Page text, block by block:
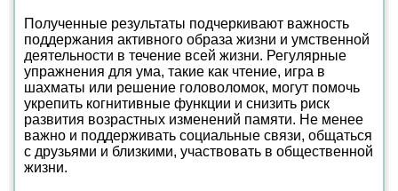
Полученные результаты подчеркивают важность
поддержания активного образа жизни и умственной
деятельности в течение всей жизни. Регулярные
упражнения для ума, такие как чтение, игра в
шахматы или решение головоломок, могут помочь
укрепить когнитивные функции и снизить риск
развития возрастных изменений памяти. Не менее
важно и поддерживать социальные связи, общаться
с друзьями и близкими, участвовать в общественной
жизни.